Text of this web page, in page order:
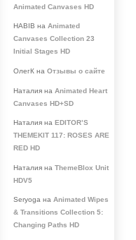
Animated Canvases HD
HABIB на Animated
Canvases Collection 23
Initial Stages HD
ОлегК на Отзывы о сайте
Наталия на Animated Heart
Canvases HD+SD
Наталия на EDITOR’S
THEMEKIT 117: ROSES ARE
RED HD
Наталия на ThemeBlox Unit
HDV5
Seryoga на Animated Wipes
& Transitions Collection 5:
Changing Paths HD